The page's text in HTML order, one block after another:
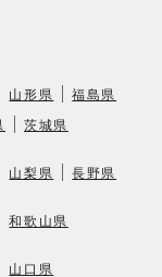
山形県 福島県
茨城県
山梨県
長野県
和歌山県
山口県